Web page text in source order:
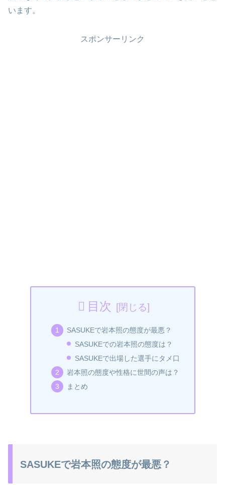
います。
スポンサーリンク
目次
SASUKEで岩本照の態度が最悪？
SASUKEでの岩本照の態度は？
SASUKEで出場した選手にタメ口
岩本照の態度や性格に世間の声は？
まとめ
SASUKEで岩本照の態度が最悪？